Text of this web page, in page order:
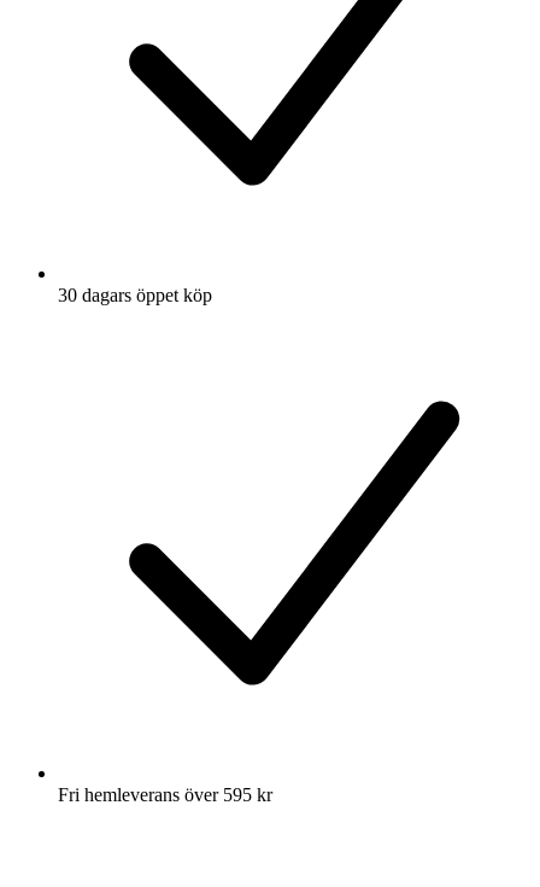
30 dagars öppet köp
Fri hemleverans över 595 kr